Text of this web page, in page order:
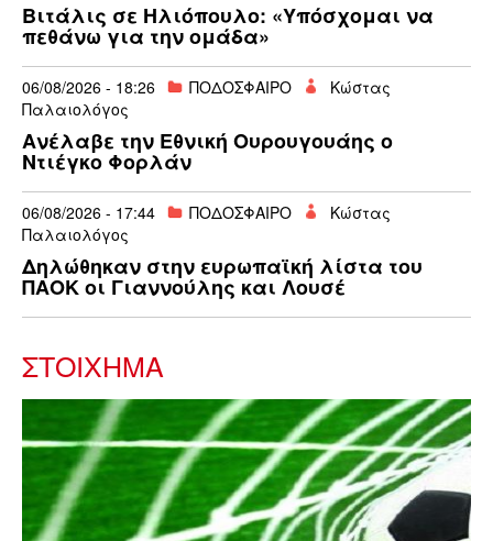
Bιτάλις σε Ηλιόπουλο: «Υπόσχομαι να
πεθάνω για την ομάδα»
06/08/2026 - 18:26 ΠΟΔΟΣΦΑΙΡΟ
Κώστας
Παλαιολόγος
Ανέλαβε την Εθνική Ουρουγουάης ο
Ντιέγκο Φορλάν
06/08/2026 - 17:44 ΠΟΔΟΣΦΑΙΡΟ
Κώστας
Παλαιολόγος
Δηλώθηκαν στην ευρωπαϊκή λίστα του
ΠΑΟΚ οι Γιαννούλης και Λουσέ
ΣΤΟΊΧΗΜΑ